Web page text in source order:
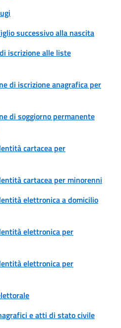
successivo alla nascita
iscrizione alle liste
di iscrizione anagrafica per
di soggiorno permanente
cartacea per
cartacea per minorenni
elettronica a domicilio
elettronica per
elettronica per
e atti di stato civile